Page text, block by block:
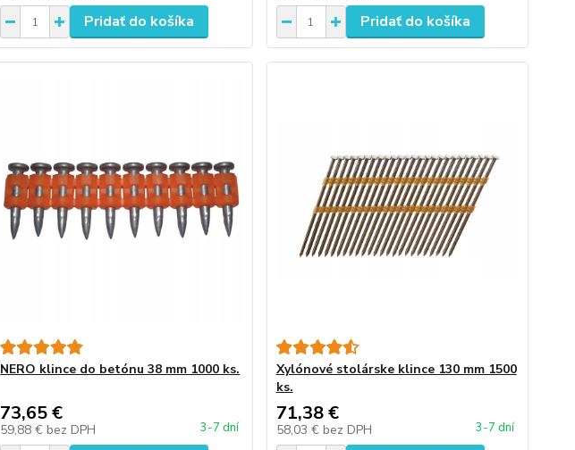
Pridať do košíka Pridať do košíka
NERO klince do betónu 38 mm 1000 ks.
73,65 €
59,88 € bez DPH 3-7 dní
Xylónové stolárske klince 130 mm 1500
ks.
71,38 €
58,03 € bez DPH 3-7 dní